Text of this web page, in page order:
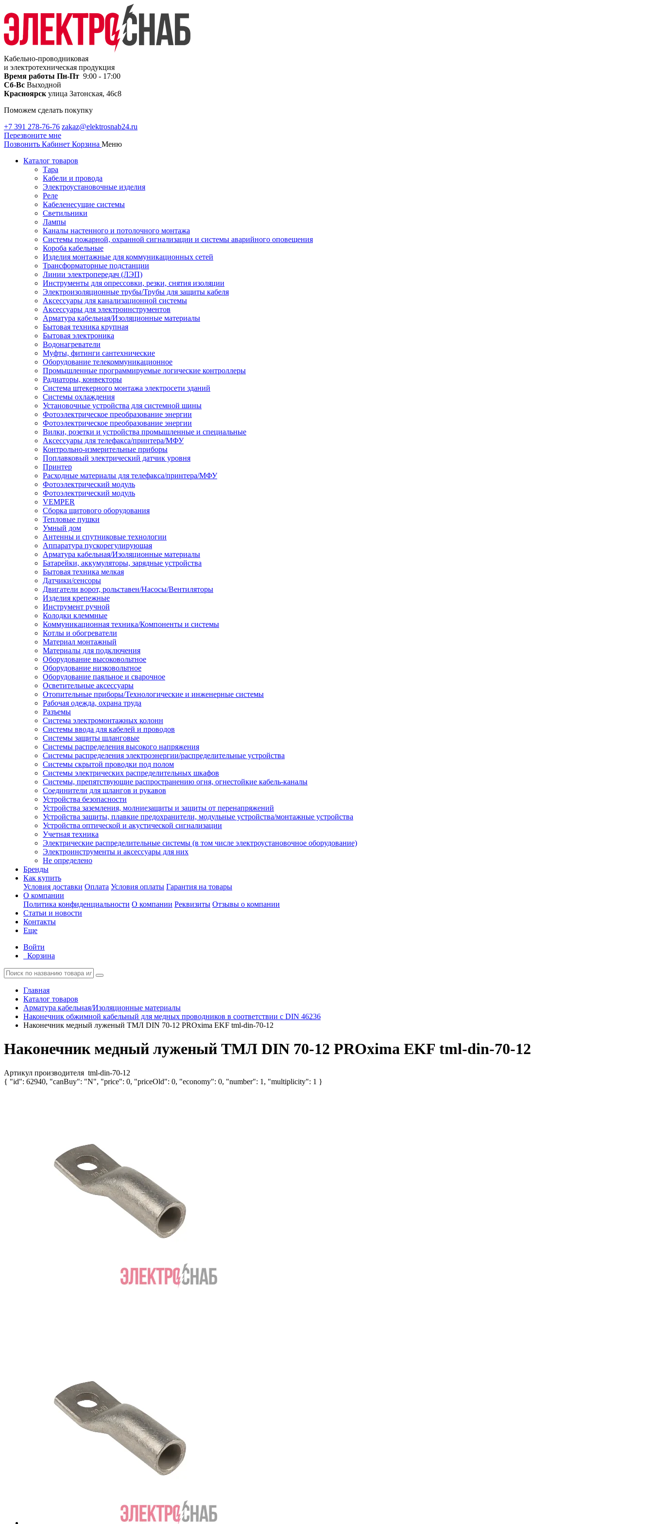
Кабельно-проводниковая
и электротехническая продукция
Время работы Пн-Пт 9:00 - 17:00
Сб-Вс Выходной
Красноярск улица Затонская, 46с8
Поможем сделать покупку
+7 391 278-76-76 zakaz@elektrosnab24.ru
Перезвоните мне
Позвонить Кабинет Корзина Меню
Каталог товаров
Тара
Кабели и провода
Электроустановочные изделия
Реле
Кабеленесущие системы
Светильники
Лампы
Каналы настенного и потолочного монтажа
Системы пожарной, охранной сигнализации и системы аварийного оповещения
Короба кабельные
Изделия монтажные для коммуникационных сетей
Трансформаторные подстанции
Линии электропередач (ЛЭП)
Инструменты для опрессовки, резки, снятия изоляции
Электроизоляционные трубы/Трубы для защиты кабеля
Аксессуары для канализационной системы
Аксессуары для электроинструментов
Арматура кабельная/Изоляционные материалы
Бытовая техника крупная
Бытовая электроника
Водонагреватели
Муфты, фитинги сантехнические
Оборудование телекоммуникационное
Промышленные программируемые логические контроллеры
Радиаторы, конвекторы
Система штекерного монтажа электросети зданий
Системы охлаждения
Установочные устройства для системной шины
Фотоэлектрическое преобразование энергии
Фотоэлектрическое преобразование энергии
Вилки, розетки и устройства промышленные и специальные
Аксессуары для телефакса/принтера/МФУ
Контрольно-измерительные приборы
Поплавковый электрический датчик уровня
Принтер
Расходные материалы для телефакса/принтера/МФУ
Фотоэлектрический модуль
Фотоэлектрический модуль
VEMPER
Сборка щитового оборудования
Тепловые пушки
Умный дом
Антенны и спутниковые технологии
Аппаратура пускорегулирующая
Арматура кабельная/Изоляционные материалы
Батарейки, аккумуляторы, зарядные устройства
Бытовая техника мелкая
Датчики/сенсоры
Двигатели ворот, рольставен/Насосы/Вентиляторы
Изделия крепежные
Инструмент ручной
Колодки клеммные
Коммуникационная техника/Компоненты и системы
Котлы и обогреватели
Материал монтажный
Материалы для подключения
Оборудование высоковольтное
Оборудование низковольтное
Оборудование паяльное и сварочное
Осветительные аксессуары
Отопительные приборы/Технологические и инженерные системы
Рабочая одежда, охрана труда
Разъемы
Система электромонтажных колонн
Системы ввода для кабелей и проводов
Системы защиты шланговые
Системы распределения высокого напряжения
Системы распределения электроэнергии/распределительные устройства
Системы скрытой проводки под полом
Системы электрических распределительных шкафов
Системы, препятствующие распространению огня, огнестойкие кабель-каналы
Соединители для шлангов и рукавов
Устройства безопасности
Устройства заземления, молниезащиты и защиты от перенапряжений
Устройства защиты, плавкие предохранители, модульные устройства/монтажные устройства
Устройства оптической и акустической сигнализации
Учетная техника
Электрические распределительные системы (в том числе электроустановочное оборудование)
Электроинструменты и аксессуары для них
Не определено
Бренды
Как купить
Условия доставки Оплата Условия оплаты Гарантия на товары
О компании
Политика конфиденциальности О компании Реквизиты Отзывы о компании
Статьи и новости
Контакты
Еще
Войти
Корзина
Главная
Каталог товаров
Арматура кабельная/Изоляционные материалы
Наконечник обжимной кабельный для медных проводников в соответствии с DIN 46236
Наконечник медный луженый ТМЛ DIN 70-12 PROxima EKF tml-din-70-12
Наконечник медный луженый ТМЛ DIN 70-12 PROxima EKF tml-din-70-12
Артикул производителя tml-din-70-12
{ "id": 62940, "canBuy": "N", "price": 0, "priceOld": 0, "economy": 0, "number": 1, "multiplicity": 1 }